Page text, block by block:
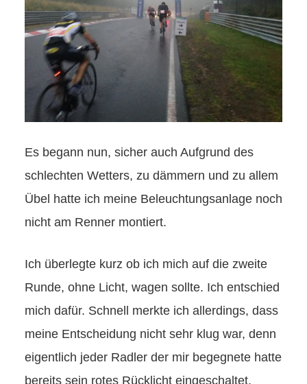
Es begann nun, sicher auch Aufgrund des
schlechten Wetters, zu dämmern und zu allem
Übel hatte ich meine Beleuchtungsanlage noch
nicht am Renner montiert.
Ich überlegte kurz ob ich mich auf die zweite
Runde, ohne Licht, wagen sollte. Ich entschied
mich dafür. Schnell merkte ich allerdings, dass
meine Entscheidung nicht sehr klug war, denn
eigentlich jeder Radler der mir begegnete hatte
bereits sein rotes Rücklicht eingeschaltet.